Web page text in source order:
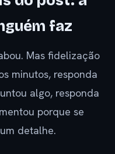
faz
Mas fidelização
minutos, responda
algo, responda
porque se
detalhe.